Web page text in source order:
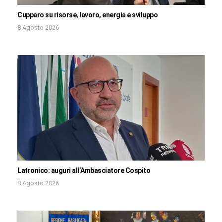
Cupparo su risorse, lavoro, energia e sviluppo
8 Agosto 2026
Latronico: auguri all’Ambasciatore Cospito
8 Agosto 2026